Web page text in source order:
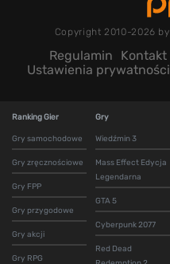
Copyright 2010-2026
Regulamin Kontakt
Ustawienia prywatności
Ranking Gier
Gry samochodowe
Gry zręcznościowe
Gry FPP
Gry przygodowe
Gry akcji
Gry RPG
Gry
Wiedźmin 3
Mass Effect Edycja
Legendarna
GTA 5
Cyberpunk 2077
Red Dead